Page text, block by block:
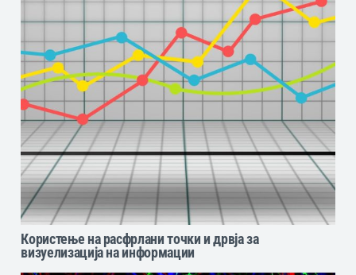
Користење на расфрлани точки и дрвја за
визуелизација на информации